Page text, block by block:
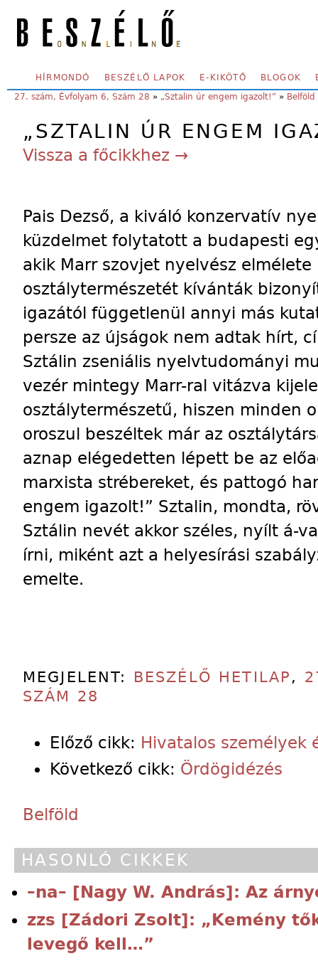
SECONDARY MENU
HÍRMONDÓ BESZÉLŐ LAPOK E-KIKÖTŐ BLOGOK
YOU ARE HERE:
27. szám, Évfolyam 6, Szám 28 » „Sztalin úr engem igazolt!” » Belföld
„SZTALIN ÚR ENGEM
Vissza a főcikkhez →
Pais Dezső, a kiváló konzervatív
küzdelmet folytatott a budapesti
akik Marr szovjet nyelvész
osztálytermészetét kívánták
igazától függetlenül annyi más
persze az újságok nem adtak hírt,
Sztálin zseniális nyelvtudományi
vezér mintegy Marr-ral vitázva
osztálytermészetű, hiszen minden
oroszul beszéltek már az
aznap elégedetten lépett be az
marxista strébereket, és pattogó
engem igazolt!” Sztalin, mondta,
Sztálin nevét akkor széles, nyílt á-
írni, miként azt a helyesírási
emelte.
MEGJELENT: BESZÉLŐ HETILAP ,
SZÁM 28
Előző cikk: Hivatalos személyek
Következő cikk: Ördögidézés
Belföld
HASONLÓ CIKKEK
–na– [Nagy W. András]: Az
zzs [Zádori Zsolt]: „Kemény
levegő kell…”